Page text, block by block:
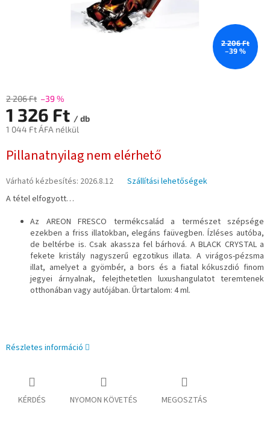
2 206 Ft
–39 %
2 206 Ft –39 %
1 326 Ft / db
1 044 Ft ÁFA nélkül
Pillanatnyilag nem elérhető
Várható kézbesítés: 2026.8.12
Szállítási lehetőségek
A tétel elfogyott…
Az AREON FRESCO termékcsalád a természet szépsége
ezekben a friss illatokban, elegáns faüvegben. Ízléses autóba,
de beltérbe is. Csak akassza fel bárhová. A BLACK CRYSTAL a
fekete kristály nagyszerű egzotikus illata. A virágos-pézsma
illat, amelyet a gyömbér, a bors és a fiatal kókuszdió finom
jegyei árnyalnak, felejthetetlen luxushangulatot teremtenek
otthonában vagy autójában. Űrtartalom: 4 ml.
Részletes információ
KÉRDÉS NYOMON KÖVETÉS MEGOSZTÁS